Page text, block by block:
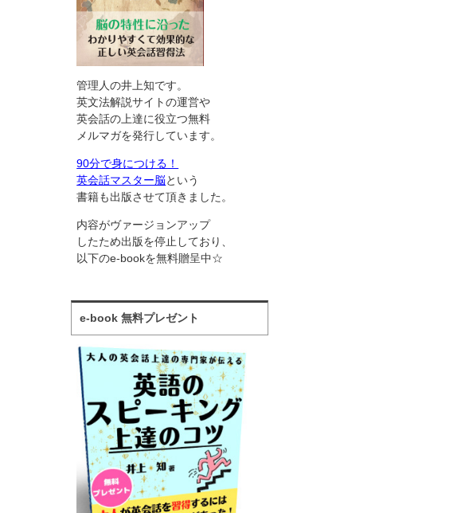
管理人の井上知です。
英文法解説サイトの運営や
英会話の上達に役立つ無料
メルマガを発行しています。
90分で身につける！
英会話マスター脳という
書籍も出版させて頂きました。
内容がヴァージョンアップ
したため出版を停止しており、
以下のe-bookを無料贈呈中☆
e-book 無料プレゼント